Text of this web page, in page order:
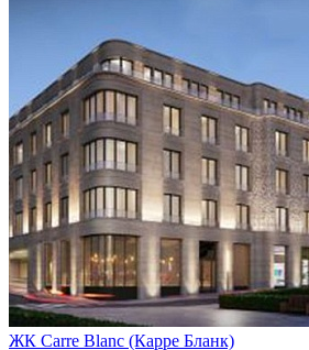
ЖК Carre Blanc (Карре Бланк)